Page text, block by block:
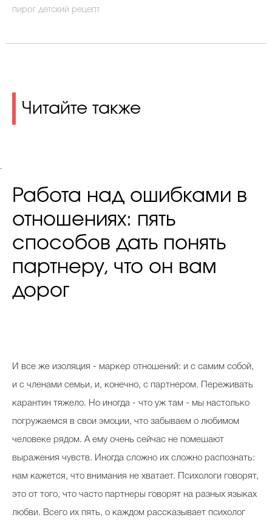
пирог детский рецепт
Читайте также
.
Работа над ошибками в
отношениях: пять
способов дать понять
партнеру, что он вам
дорог
И все же изоляция - маркер отношений: и с самим собой,
и с членами семьи, и, конечно, с партнером. Переживать
карантин тяжело. Но иногда - что уж там - мы настолько
погружаемся в свои эмоции, что забываем о любимом
человеке рядом. А ему очень сейчас не помешают
выражения чувств. Иногда сложно их сложно распознать:
нам кажется, что внимания не хватает. Психологи говорят,
это от того, что часто партнеры говорят на разных языках
любви. Всего их пять, о каждом рассказывает психолог